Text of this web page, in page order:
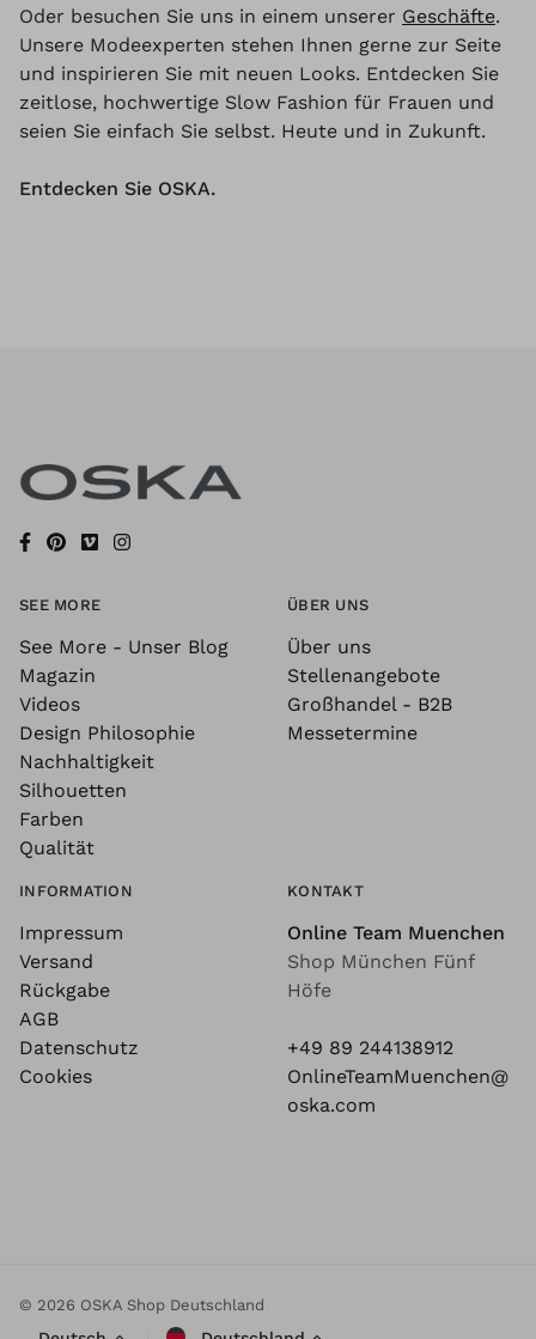
Oder besuchen Sie uns in einem unserer Geschäfte.
Unsere Modeexperten stehen Ihnen gerne zur Seite
und inspirieren Sie mit neuen Looks. Entdecken Sie
zeitlose, hochwertige Slow Fashion für Frauen und
seien Sie einfach Sie selbst. Heute und in Zukunft.
Entdecken Sie OSKA.
SEE MORE
See More - Unser Blog
Magazin
Videos
Design Philosophie
Nachhaltigkeit
Silhouetten
Farben
Qualität
ÜBER UNS
Über uns
Stellenangebote
Großhandel - B2B
Messetermine
INFORMATION
Impressum
Versand
Rückgabe
AGB
Datenschutz
Cookies
KONTAKT
Online Team Muenchen
Shop München Fünf
Höfe
+49 89 244138912
OnlineTeamMuenchen@
oska.com
© 2026 OSKA Shop Deutschland